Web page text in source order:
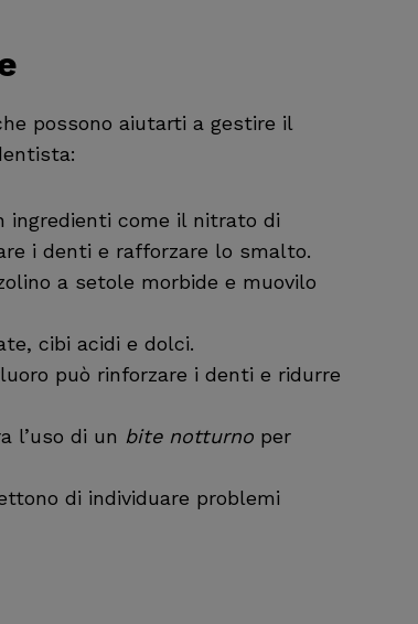
possono aiutarti a gestire il
ingredienti come il nitrato di
i denti e rafforzare lo smalto.
a setole morbide e muovilo
cibi acidi e dolci.
può rinforzare i denti e ridurre
l’uso di un bite notturno per
di individuare problemi